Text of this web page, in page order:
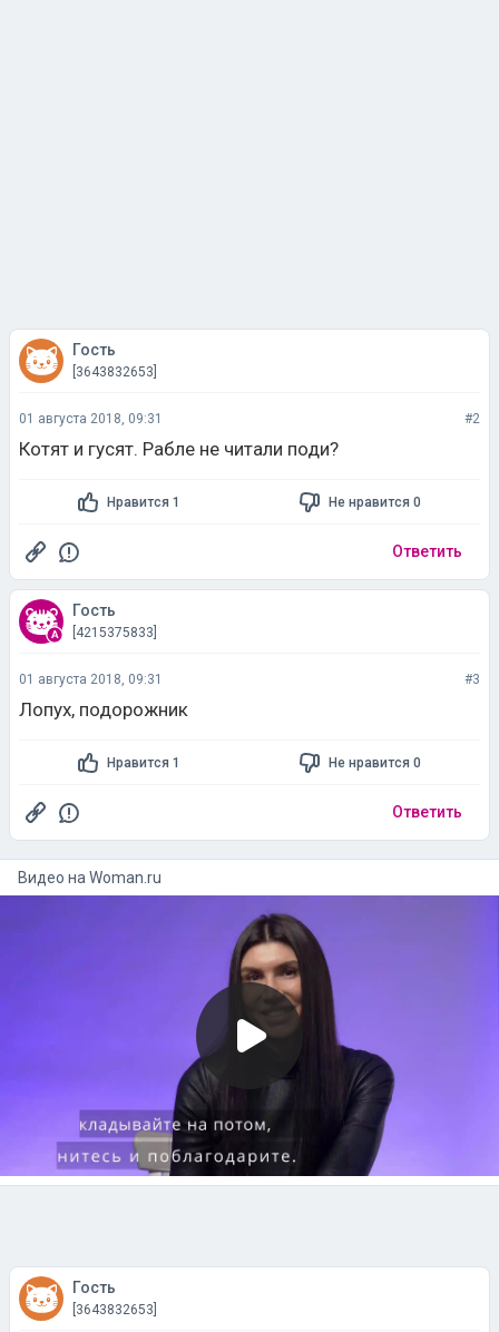
Гость
[3643832653]
01 августа 2018, 09:31 #2
Котят и гусят. Рабле не читали поди?
Нравится 1 Не нравится 0
Ответить
Гость
[4215375833]
01 августа 2018, 09:31 #3
Лопух, подорожник
Нравится 1 Не нравится 0
Ответить
Видео на woman.ru
Гость
[3643832653]